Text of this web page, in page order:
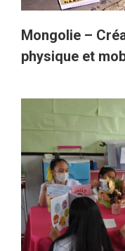
Mongolie –
physique et